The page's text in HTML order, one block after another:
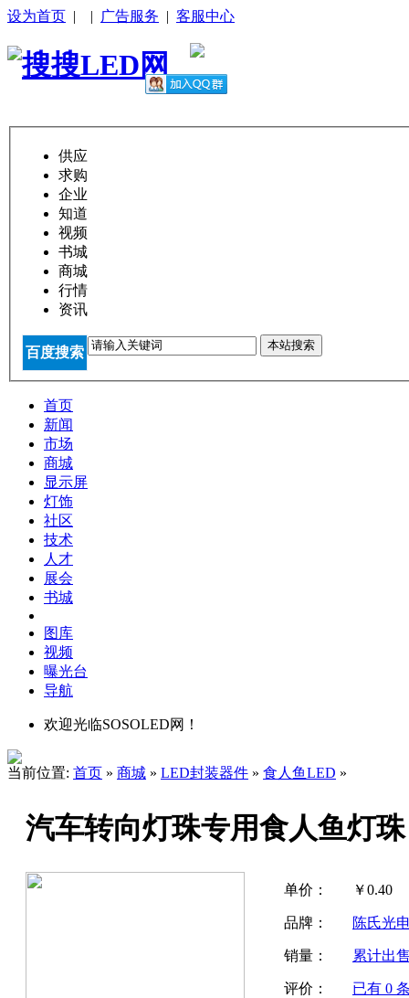
设为首页 | | 广告服务 | 客服中心
供应
求购
企业
知道
视频
书城
商城
行情
资讯
百度搜索 本站搜索
首页
新闻
市场
商城
显示屏
灯饰
社区
技术
人才
展会
书城
图库
视频
曝光台
导航
欢迎光临SOSOLED网！
当前位置: 首页 » 商城 » LED封装器件 » 食人鱼LED »
汽车转向灯珠专用食人鱼灯珠
单价： ￥0.40
品牌： 陈氏光
销量： 累计出
评价： 已有 0